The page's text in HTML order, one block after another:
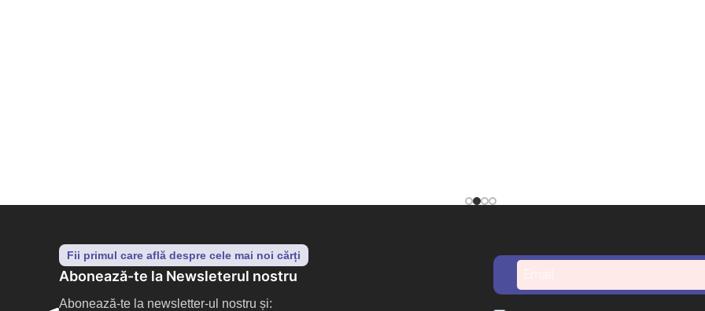
Fii primul care află despre cele mai noi cărți
Abonează-te la Newsleterul nostru
Abonează-te la newsletter-ul nostru și: